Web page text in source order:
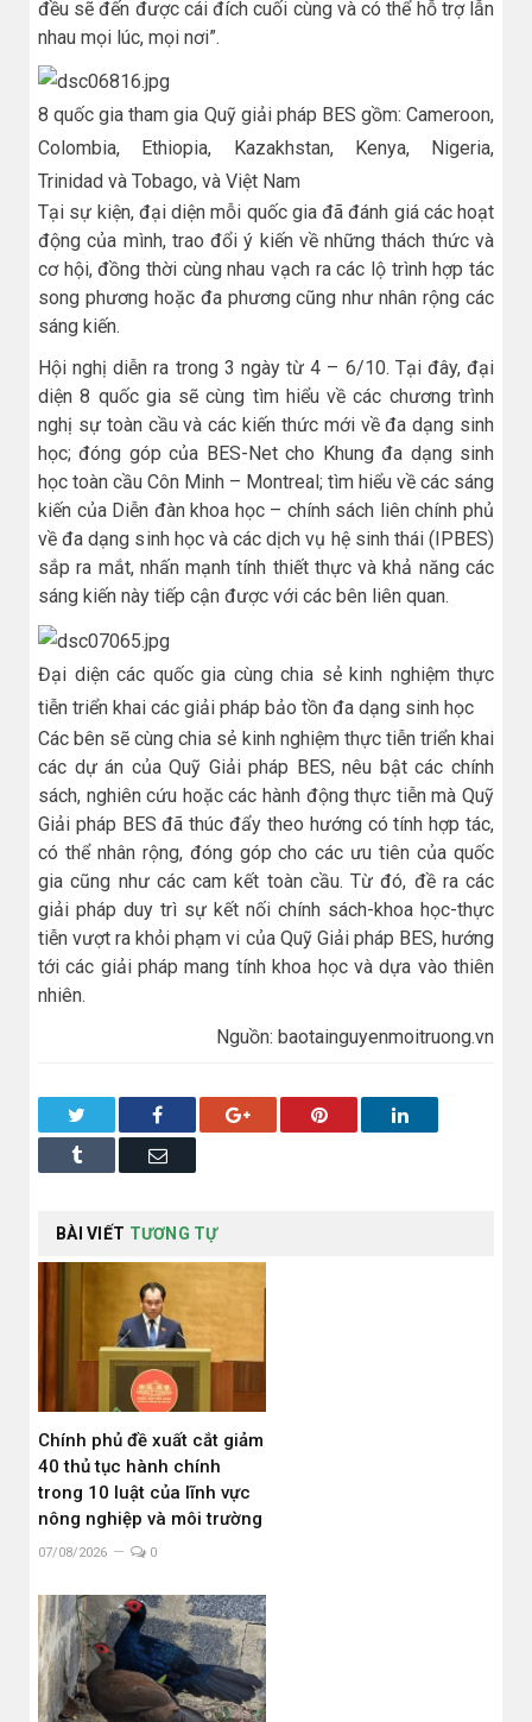
đều sẽ đến được cái đích cuối cùng và có thể hỗ trợ lẫn
nhau mọi lúc, mọi nơi”.
8 quốc gia tham gia Quỹ giải pháp BES gồm: Cameroon,
Colombia, Ethiopia, Kazakhstan, Kenya, Nigeria,
Trinidad và Tobago, và Việt Nam
Tại sự kiện, đại diện mỗi quốc gia đã đánh giá các hoạt
động của mình, trao đổi ý kiến về những thách thức và
cơ hội, đồng thời cùng nhau vạch ra các lộ trình hợp tác
song phương hoặc đa phương cũng như nhân rộng các
sáng kiến.
Hội nghị diễn ra trong 3 ngày từ 4 – 6/10. Tại đây, đại
diện 8 quốc gia sẽ cùng tìm hiểu về các chương trình
nghị sự toàn cầu và các kiến thức mới về đa dạng sinh
học; đóng góp của BES-Net cho Khung đa dạng sinh
học toàn cầu Côn Minh – Montreal; tìm hiểu về các sáng
kiến của Diễn đàn khoa học – chính sách liên chính phủ
về đa dạng sinh học và các dịch vụ hệ sinh thái (IPBES)
sắp ra mắt, nhấn mạnh tính thiết thực và khả năng các
sáng kiến này tiếp cận được với các bên liên quan.
Đại diện các quốc gia cùng chia sẻ kinh nghiệm thực
tiễn triển khai các giải pháp bảo tồn đa dạng sinh học
Các bên sẽ cùng chia sẻ kinh nghiệm thực tiễn triển khai
các dự án của Quỹ Giải pháp BES, nêu bật các chính
sách, nghiên cứu hoặc các hành động thực tiễn mà Quỹ
Giải pháp BES đã thúc đẩy theo hướng có tính hợp tác,
có thể nhân rộng, đóng góp cho các ưu tiên của quốc
gia cũng như các cam kết toàn cầu. Từ đó, đề ra các
giải pháp duy trì sự kết nối chính sách-khoa học-thực
tiễn vượt ra khỏi phạm vi của Quỹ Giải pháp BES, hướng
tới các giải pháp mang tính khoa học và dựa vào thiên
nhiên.
Nguồn: baotainguyenmoitruong.vn
Facebook Google+ Pinterest LinkedIn
Tumblr Email
BÀI VIẾT TƯƠNG TỰ
Chính phủ đề xuất cắt giảm
40 thủ tục hành chính
trong 10 luật của lĩnh vực
nông nghiệp và môi trường
07/08/2026 0